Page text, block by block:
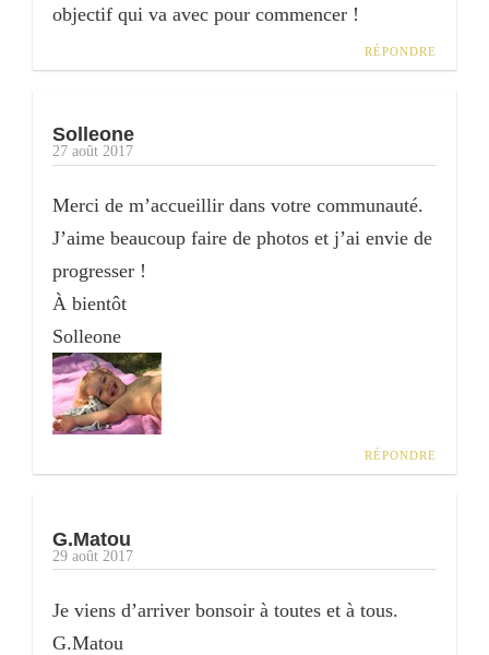
objectif qui va avec pour commencer !
RÉPONDRE
Solleone
27 août 2017
Merci de m’accueillir dans votre communauté.
J’aime beaucoup faire de photos et j’ai envie de
progresser !
À bientôt
Solleone
RÉPONDRE
G.Matou
29 août 2017
Je viens d’arriver bonsoir à toutes et à tous.
G.Matou